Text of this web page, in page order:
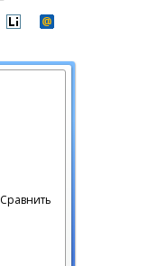
Сравнить